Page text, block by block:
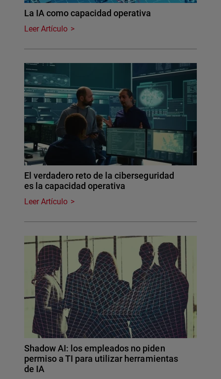
La IA como capacidad operativa
Leer Artículo
El verdadero reto de la ciberseguridad
es la capacidad operativa
Leer Artículo
Shadow AI: los empleados no piden
permiso a TI para utilizar herramientas
de IA